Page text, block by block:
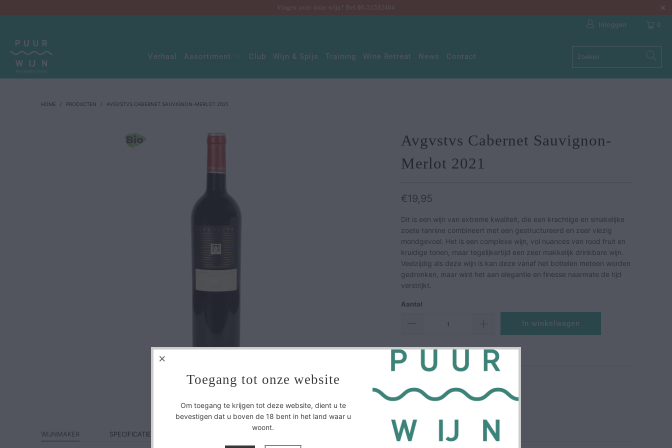
Vragen over onze wijn? Bel 06-51532464
Inloggen 0
Verhaal Assortiment Club Wijn & Spijs Training Wine Retreat News Contact
HOME / PRODUCTEN / AVGVSTVS CABERNET SAUVIGNON-MERLOT 2021
Avgvstvs Cabernet Sauvignon-
Merlot 2021
€19,95
Dit is een wijn van extreme kwaliteit, die een krachtige en smakelijke
zoete tannine combineert met een gestructureerd en zeer vlezig
mondgevoel. Het is een complexe wijn, vol nuances van rood fruit en
kruidige tonen, maar tegelijkertijd een zeer makkelijk drinkbare wijn.
Veelzijdig als deze wijn is kan deze vanaf het bottelen meteen worden
gedronken, maar wint het aan elegantie en finesse naarmate de tijd
verstrijkt.
Aantal
In winkelwagen
WIJNMAKER SPECIFICATIES
Toegang tot onze website
Om toegang te krijgen tot deze website, dient u te
bevestigen dat u boven de 18 bent in het land waar u
woont.